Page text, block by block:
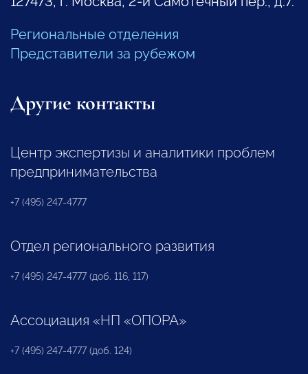
Региональные отделения
Представители за рубежом
Другие контакты
Центр экспертизы и аналитики проблем
предпринимательства
+7 (495) 247-4777
Отдел регионального развития
+7 (495) 247-4777 (доб. 116, 117)
Ассоциация «НП «ОПОРА»
+7 (495) 247-4777 (доб. 124)